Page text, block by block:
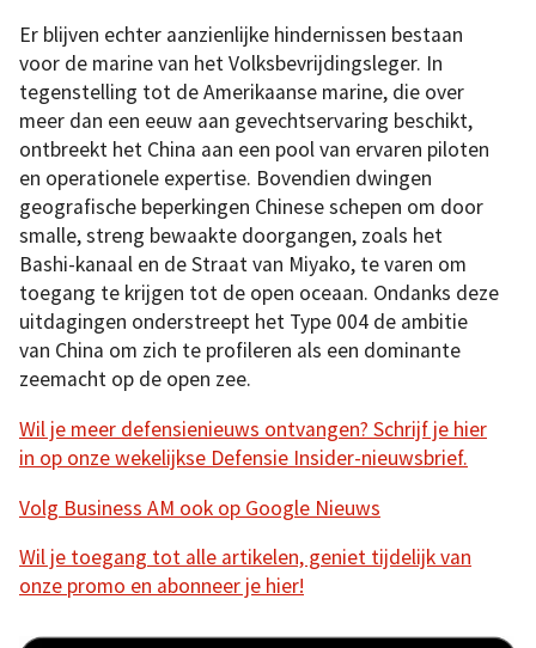
Er blijven echter aanzienlijke hindernissen bestaan
voor de marine van het Volksbevrijdingsleger. In
tegenstelling tot de Amerikaanse marine, die over
meer dan een eeuw aan gevechtservaring beschikt,
ontbreekt het China aan een pool van ervaren piloten
en operationele expertise. Bovendien dwingen
geografische beperkingen Chinese schepen om door
smalle, streng bewaakte doorgangen, zoals het
Bashi-kanaal en de Straat van Miyako, te varen om
toegang te krijgen tot de open oceaan. Ondanks deze
uitdagingen onderstreept het Type 004 de ambitie
van China om zich te profileren als een dominante
zeemacht op de open zee.
Wil je meer defensienieuws ontvangen? Schrijf je hier
in op onze wekelijkse Defensie Insider-nieuwsbrief.
Volg Business AM ook op Google Nieuws
Wil je toegang tot alle artikelen, geniet tijdelijk van
onze promo en abonneer je hier!